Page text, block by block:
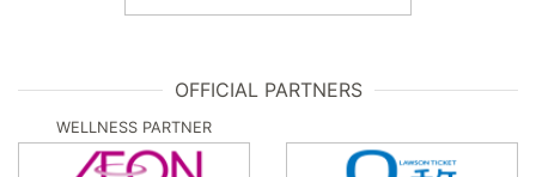
OFFICIAL PARTNERS
WELLNESS PARTNER